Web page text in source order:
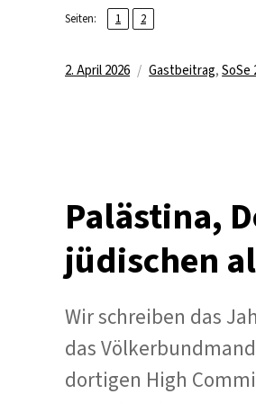
Seiten: Seite
1 ,Seite
2
Veröffentlicht
2. April 2026 Kategorien
Gastbeitrag,SoSe
Palästina,
jüdischen
Wir schreiben das
das
dortigen High